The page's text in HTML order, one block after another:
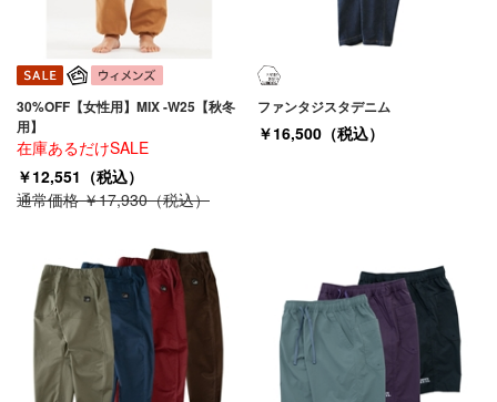
30%OFF【女性用】MIX -W25【秋冬
用】
在庫あるだけSALE
￥12,551（税込）
通常価格 ￥17,930（税込）
ファンタジスタデニム
￥16,500（税込）